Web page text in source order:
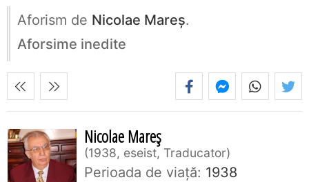
Aforism de Nicolae Mareș.
Aforsime inedite
Nicolae Mareș
1938, eseist, Traducator
Perioada de viaţă: 1938